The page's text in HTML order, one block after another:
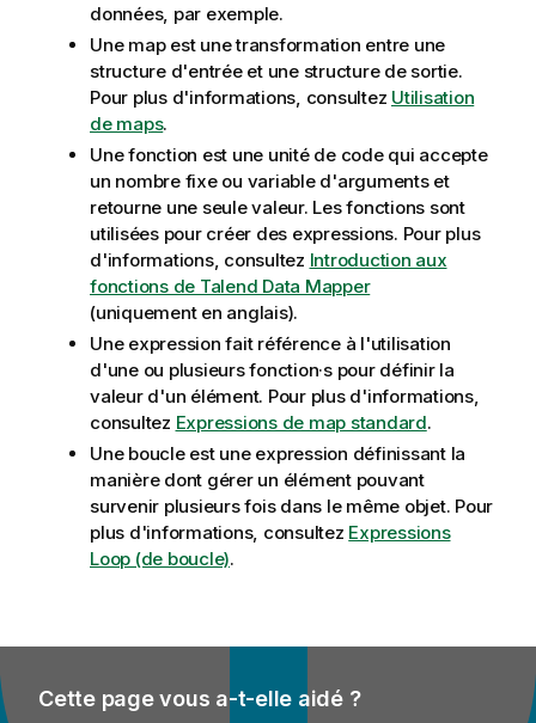
données, par exemple.
Une map est une transformation entre une
structure d'entrée et une structure de sortie.
Pour plus d'informations, consultez Utilisation
de maps.
Une fonction est une unité de code qui accepte
un nombre fixe ou variable d'arguments et
retourne une seule valeur. Les fonctions sont
utilisées pour créer des expressions. Pour plus
d'informations, consultez Introduction aux
fonctions de Talend Data Mapper
(uniquement en anglais).
Une expression fait référence à l'utilisation
d'une ou plusieurs fonction·s pour définir la
valeur d'un élément. Pour plus d'informations,
consultez Expressions de map standard.
Une boucle est une expression définissant la
manière dont gérer un élément pouvant
survenir plusieurs fois dans le même objet. Pour
plus d'informations, consultez Expressions
Loop (de boucle).
Cette page vous a-t-elle aidé ?